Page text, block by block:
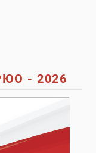
- 2026